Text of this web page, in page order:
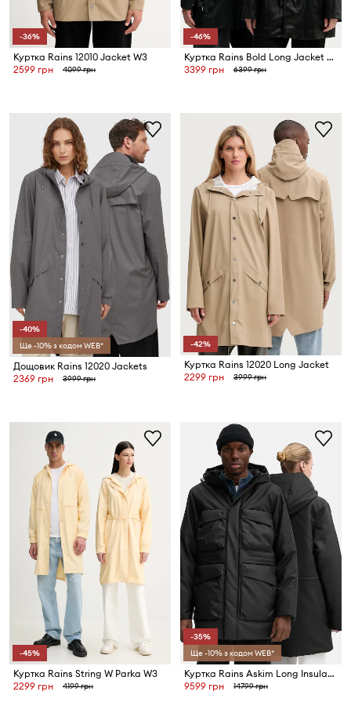
-36%
Куртка Rains 12010 Jacket W3
2599 грн
4099 грн
-46%
Куртка Rains Bold Long Jacket W3
3399 грн
6399 грн
-40%
Ще -10% з кодом WEB*
Дощовик Rains 12020 Jackets
2369 грн
3999 грн
-42%
Куртка Rains 12020 Long Jacket
2299 грн
3999 грн
-45%
Куртка Rains String W Parka W3
2299 грн
4199 грн
-35%
Ще -10% з кодом WEB*
Куртка Rains Askim Long Insulated Cargo Jacket W3T4
9599 грн
14799 грн